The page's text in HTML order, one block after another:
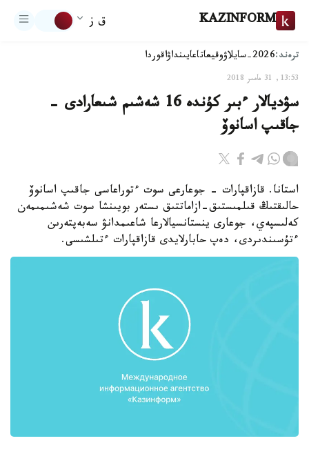
KAZINFORM ق ز
ترەند:2026-سايلاۋ وقيعاتاعايىنداۋاقوردا
13:53, 31 مامىر 2018
سۋديالار ءبىر كۇندە 16 شەشىم شىعارادى -
جاقىپ اسانوۆ
استانا. قازاقپارات - جوعارعى سوت ءتوراعاسى جاقىپ اسانوۆ
حالىقتىڭ قىلمىستىق-ازاماتتىق ىستەر بويىنشا سوت شەشىمىمەن
كەلىسپەي، جوعارى ينستانسيالارعا شاعىمدانۋ سەبەپتەرىن
ءتۇسىندىردى، دەپ حابارلايدى قازاقپارات ءتىلشىسى.